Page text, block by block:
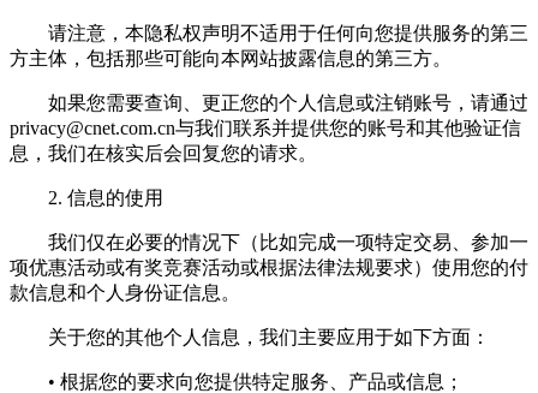
请注意，本隐私权声明不适用于任何向您提供服务的第三
方主体，包括那些可能向本网站披露信息的第三方。
如果您需要查询、更正您的个人信息或注销账号，请通过
privacy@cnet.com.cn与我们联系并提供您的账号和其他验证信
息，我们在核实后会回复您的请求。
2. 信息的使用
我们仅在必要的情况下（比如完成一项特定交易、参加一
项优惠活动或有奖竞赛活动或根据法律法规要求）使用您的付
款信息和个人身份证信息。
关于您的其他个人信息，我们主要应用于如下方面：
• 根据您的要求向您提供特定服务、产品或信息；